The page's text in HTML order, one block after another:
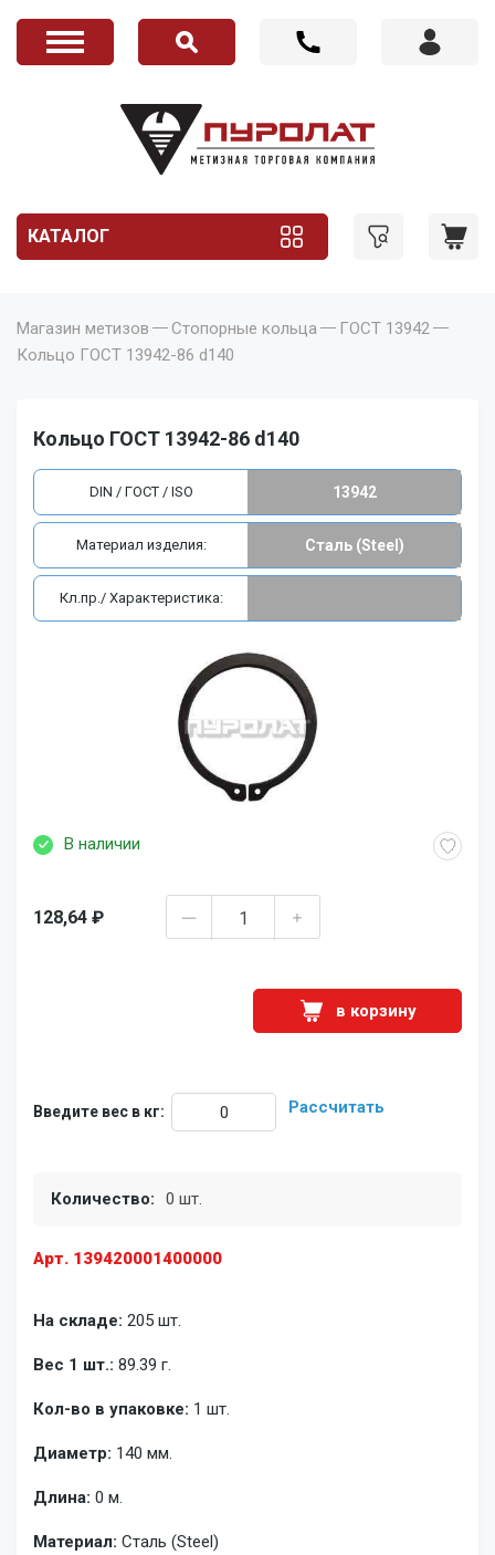
КАТАЛОГ
Магазин метизов Стопорные кольца
ГОСТ 13942
Кольцо ГОСТ 13942-86 d140
Кольцо ГОСТ 13942-86 d140
Арт. 139420001400000
В наличии
На складе: 205 шт.
Вес 1 шт.: 89.39 г.
Кол-во в упаковке: 1 шт.
Диаметр: 140 мм.
Длина: 0 м.
Материал: Сталь (Steel)
128,64 ₽
в корзину
Введите вес в кг: Рассчитать
Количество: 0 шт.
DIN / ГОСТ / ISO 13942
Материал изделия: Сталь (Steel)
Кл.пр./ Характеристика: